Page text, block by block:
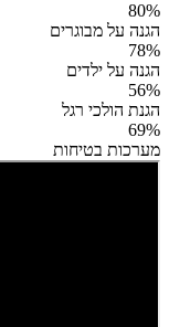
80%
הגנה על מבוגרים
78%
הגנה על ילדים
56%
הגנת הולכי רגל
69%
מערכות בטיחות